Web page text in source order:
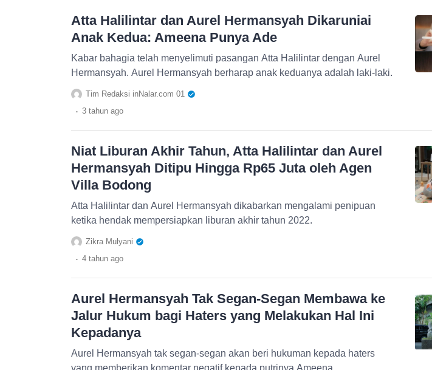
Atta Halilintar dan Aurel Hermansyah Dikaruniai
Anak Kedua: Ameena Punya Ade
Kabar bahagia telah menyelimuti pasangan Atta Halilintar dengan Aurel
Hermansyah. Aurel Hermansyah berharap anak keduanya adalah laki-laki.
Tim Redaksi inNalar.com 01
. 3 tahun ago
Niat Liburan Akhir Tahun, Atta Halilintar dan Aurel
Hermansyah Ditipu Hingga Rp65 Juta oleh Agen
Villa Bodong
Atta Halilintar dan Aurel Hermansyah dikabarkan mengalami penipuan
ketika hendak mempersiapkan liburan akhir tahun 2022.
Zikra Mulyani
. 4 tahun ago
Aurel Hermansyah Tak Segan-Segan Membawa ke
Jalur Hukum bagi Haters yang Melakukan Hal Ini
Kepadanya
Aurel Hermansyah tak segan-segan akan beri hukuman kepada haters
yang memberikan komentar negatif kepada putrinya Ameena